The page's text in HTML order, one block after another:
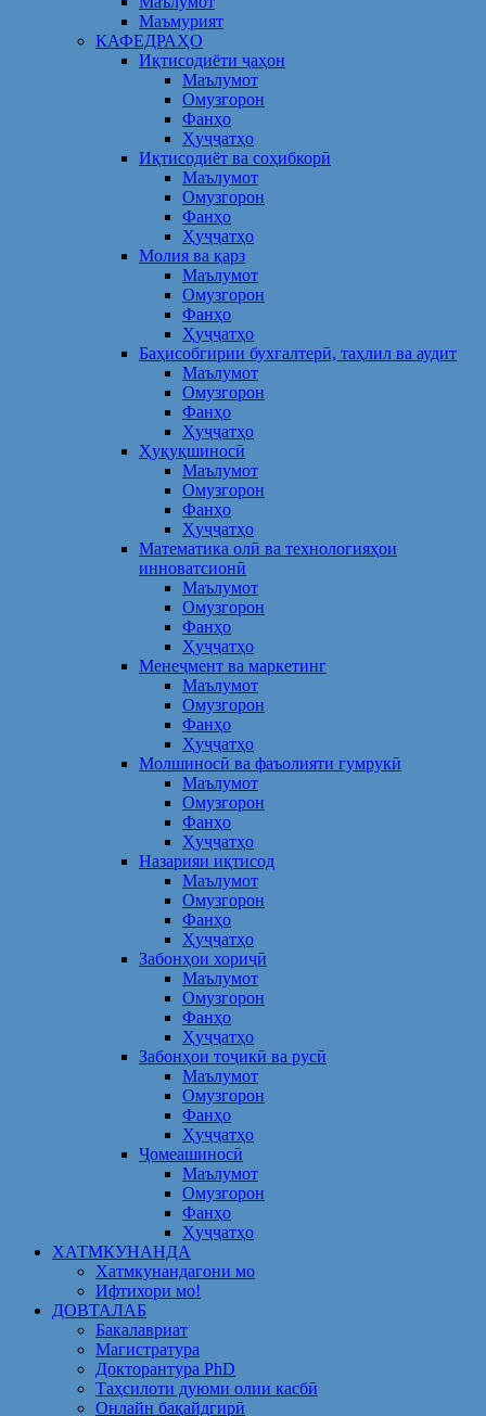
Маъмурият
КАФЕДРАҲО
Иқтисодиёти ҷаҳон
Маълумот
Омузгорон
Фанҳо
Ҳуҷҷатҳо
Иқтисодиёт ва соҳибкорӣ
Маълумот
Омузгорон
Фанҳо
Ҳуҷҷатҳо
Молия ва қарз
Маълумот
Омузгорон
Фанҳо
Ҳуҷҷатҳо
Баҳисобгирии бухгалтерӣ, таҳлил ва аудит
Маълумот
Омузгорон
Фанҳо
Ҳуҷҷатҳо
Ҳуқуқшиносӣ
Маълумот
Омузгорон
Фанҳо
Ҳуҷҷатҳо
Математика олӣ ва технологияҳои
инноватсионӣ
Маълумот
Омузгорон
Фанҳо
Ҳуҷҷатҳо
Менеҷмент ва маркетинг
Маълумот
Омузгорон
Фанҳо
Ҳуҷҷатҳо
Молшиносӣ ва фаъолияти гумрукӣ
Маълумот
Омузгорон
Фанҳо
Ҳуҷҷатҳо
Назарияи иқтисод
Маълумот
Омузгорон
Фанҳо
Ҳуҷҷатҳо
Забонҳои хориҷӣ
Маълумот
Омузгорон
Фанҳо
Ҳуҷҷатҳо
Забонҳои тоҷикӣ ва русӣ
Маълумот
Омузгорон
Фанҳо
Ҳуҷҷатҳо
Ҷомеашиносӣ
Маълумот
Омузгорон
Фанҳо
Ҳуҷҷатҳо
ХАТМКУНАНДА
Хатмкунандагони мо
Ифтихори мо!
ДОВТАЛАБ
Бакалавриат
Магистратура
Докторантура PhD
Таҳсилоти дуюми олии касбӣ
Онлайн бақайдгирӣ